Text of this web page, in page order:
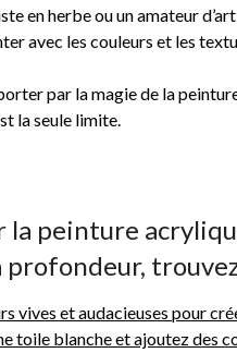
en herbe ou un amateur
avec les couleurs et les
par la magie de la
la seule limite.
la peinture
profondeur,
vives et audacieuses pour
toile blanche et ajoutez des